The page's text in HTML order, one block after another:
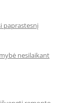
paprastesnį
nesilaikant